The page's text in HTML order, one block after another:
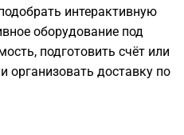
интерактивную
оборудование под
подготовить счёт или
организовать доставку по